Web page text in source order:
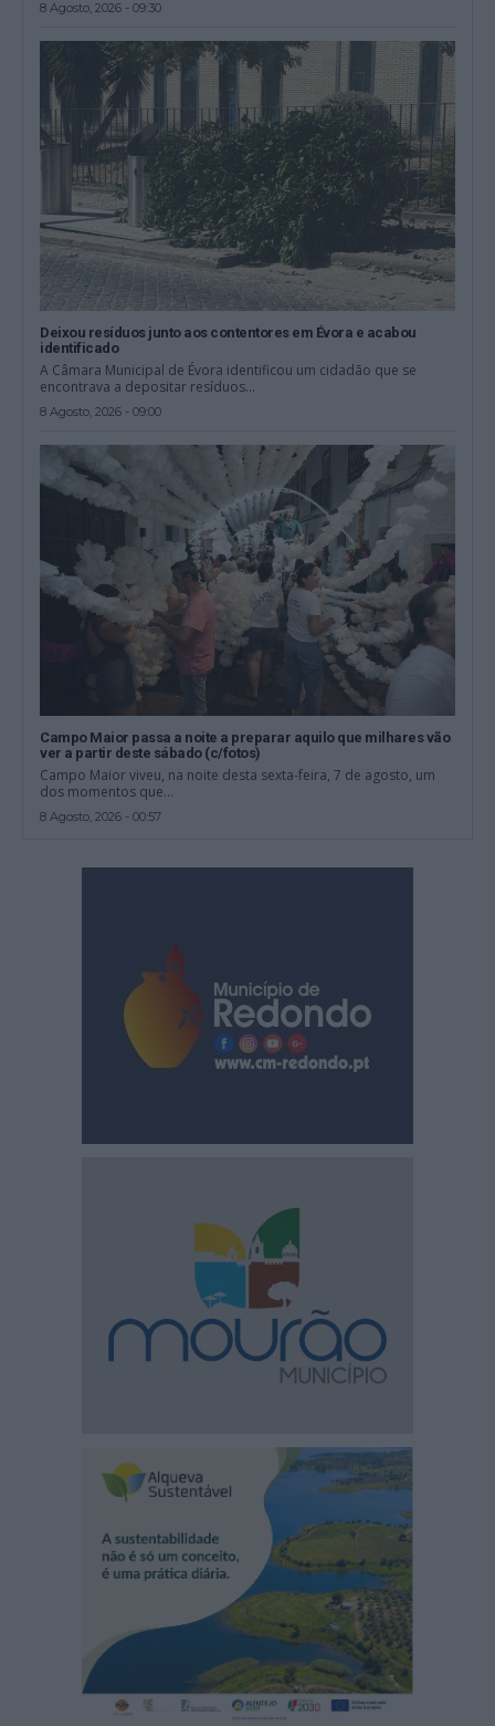
8 Agosto, 2026 - 09:30
Deixou resíduos junto aos contentores em Évora e acabou
identificado
A Câmara Municipal de Évora identificou um cidadão que se
encontrava a depositar resíduos...
8 Agosto, 2026 - 09:00
Campo Maior passa a noite a preparar aquilo que milhares vão
ver a partir deste sábado (c/fotos)
Campo Maior viveu, na noite desta sexta-feira, 7 de agosto, um
dos momentos que...
8 Agosto, 2026 - 00:57